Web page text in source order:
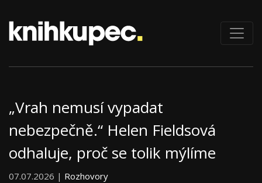
„Vrah nemusí vypadat
nebezpečně.“ Helen Fieldsová
odhaluje, proč se tolik mýlíme
07.07.2026 | Rozhovory